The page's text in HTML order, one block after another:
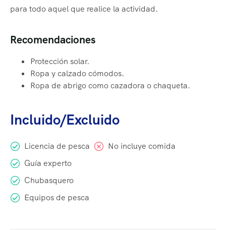
para todo aquel que realice la actividad.
Recomendaciones
Protección solar.
Ropa y calzado cómodos.
Ropa de abrigo como cazadora o chaqueta.
Incluido/Excluido
Licencia de pesca
Guía experto
Chubasquero
Equipos de pesca
No incluye comida